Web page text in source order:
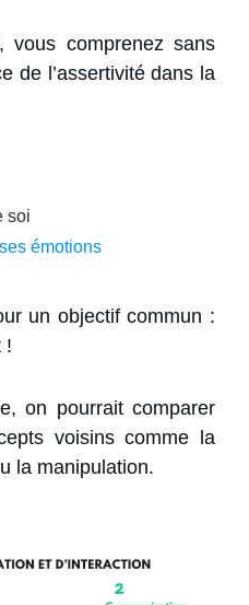
vous comprenez sans
de l’assertivité dans la
soi
émotions
un objectif commun :
!
on pourrait comparer
voisins comme la
la manipulation.